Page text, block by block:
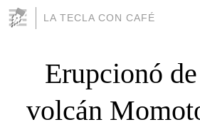
LA TECLA CON CAFÉ
Erupcionó
volcán